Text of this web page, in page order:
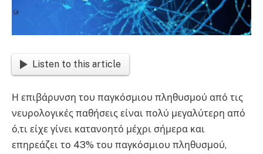
Listen to this article
Η επιβάρυνση του παγκόσμιου πληθυσμού από τις
νευρολογικές παθήσεις είναι πολύ μεγαλύτερη από
ό,τι είχε γίνει κατανοητό μέχρι σήμερα και
επηρεάζει το 43% του παγκόσμιου πληθυσμού,